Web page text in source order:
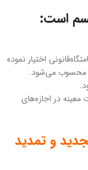
است:
اختیار نموده
محسوب می‌شود.
در اجازه‌های
و تمدید